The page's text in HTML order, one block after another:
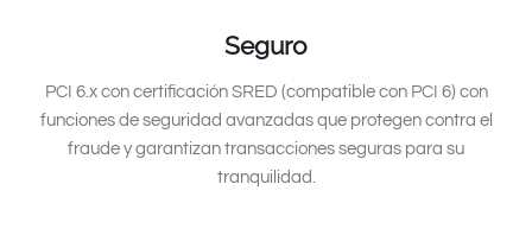
Seguro
PCI 6.x con certificación SRED (compatible con PCI 6) con
funciones de seguridad avanzadas que protegen contra el
fraude y garantizan transacciones seguras para su
tranquilidad.